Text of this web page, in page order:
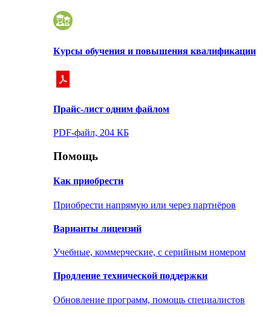
Курсы обучения и повышения квалификации
Прайс-лист одним файлом
PDF-файл, 204 КБ
Помощь
Как приобрести
Приобрести напрямую или через партнёров
Варианты лицензий
Учебные, коммерческие, с серийным номером
Продление технической поддержки
Обновление программ, помощь специалистов